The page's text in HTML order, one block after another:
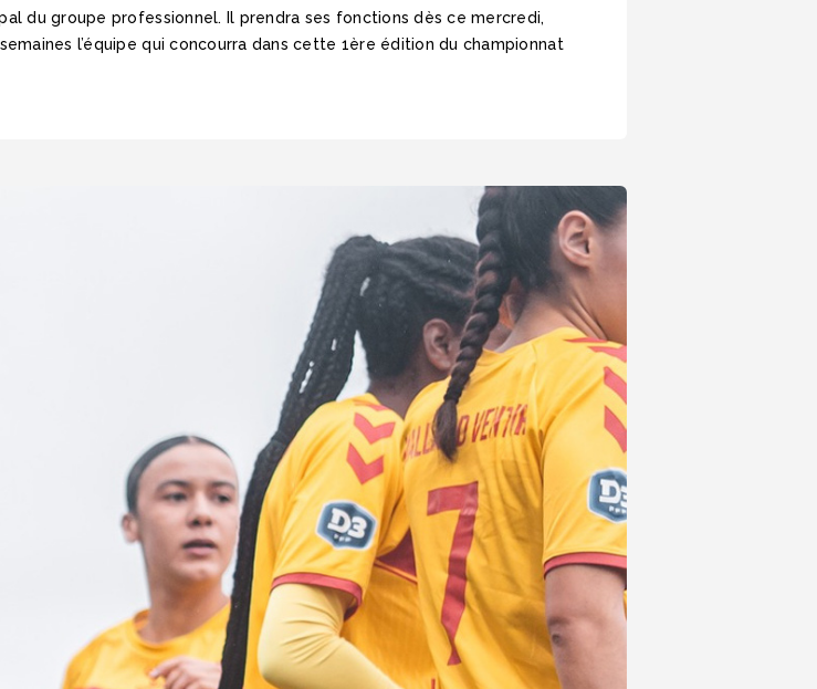
du groupe professionnel. Il prendra ses fonctions dès ce mercredi,
l’équipe qui concourra dans cette 1ère édition du championnat